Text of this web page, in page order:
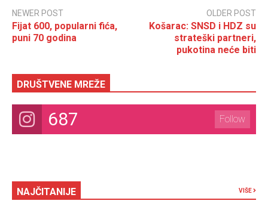
NEWER POST
Fijat 600, popularni fića,
puni 70 godina
OLDER POST
Košarac: SNSD i HDZ su
strateški partneri,
pukotina neće biti
DRUŠTVENE MREŽE
687 Follow
NAJČITANIJE VIŠE